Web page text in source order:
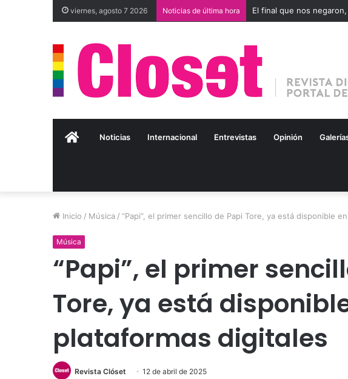
viernes, agosto 7 2026 Noticias de última hora El final que nos
Inicio Noticias Internacional Entrevistas Opinión
Inicio / Música / “Papi”, el primer sencillo de Papi Tore, ya está disponible
Música
“Papi”, el primer
Tore, ya está
plataformas digitales
Revista Clóset 12 de abril de 2025